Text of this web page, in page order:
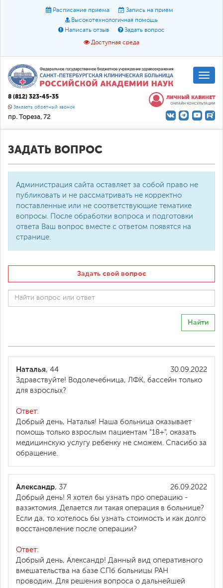
Расписание приема
Запись на прием
Высокотехнологичная помощь
Написать отзыв
Задать вопрос
Доступная среда
Размер шрифта: A A A
Цвет:
О доступной среде
8 (812) 323-45-35
Заказать обратный звонок
пр. Тореза, 72
ЛИЧНЫЙ КАБИНЕТ
ОНЛАЙН КОНСУЛЬТАЦИИ
ЗАДАТЬ ВОПРОС
Администрация сайта оставляет за собой право не
публиковать и не рассматривать не корректно
поставленные или не соответствующие тематике
вопросы. После обработки вопроса и подготовки
ответа Ваш вопрос вместе с ответом появятся на
странице.
Задать свой вопрос
Найти
30.09.2022
Наталья, 44
Здравствуйте! Водолечебница, ЛФК, бассейн только
для взрослых?
Ответ:
Добрый день, Наталья! Наша больница оказывает
помощь только взрослым пациентам "18+", оказать
медицинскую услугу ребенку не сможем. Спасибо за
обращение.
26.09.2022
Александр, 37
Добрый день! Я хотел бы узнать про операцию -
вазэктомия. Делается ли такая операция в больнице?
Если да, то хотелось бы узнать стоимость и как долго
восстановление после операции?
Ответ:
Добрый день, Александр! Данный вид оперативного
вмешательства на базе СПб больницы РАН
проводим. Для решения вопроса о дальнейшей